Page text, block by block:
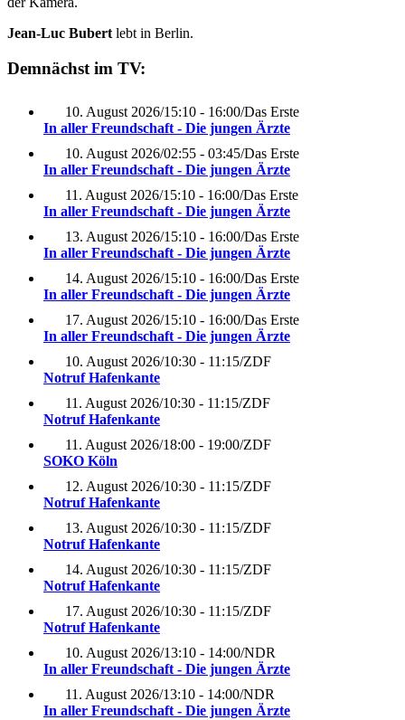
Jean-Luc Bubert lebt in Berlin.
Demnächst im TV:
10. August 2026/15:10 - 16:00/Das Erste
In aller Freundschaft - Die jungen Ärzte
10. August 2026/02:55 - 03:45/Das Erste
In aller Freundschaft - Die jungen Ärzte
11. August 2026/15:10 - 16:00/Das Erste
In aller Freundschaft - Die jungen Ärzte
13. August 2026/15:10 - 16:00/Das Erste
In aller Freundschaft - Die jungen Ärzte
14. August 2026/15:10 - 16:00/Das Erste
In aller Freundschaft - Die jungen Ärzte
17. August 2026/15:10 - 16:00/Das Erste
In aller Freundschaft - Die jungen Ärzte
10. August 2026/10:30 - 11:15/ZDF
Notruf Hafenkante
11. August 2026/10:30 - 11:15/ZDF
Notruf Hafenkante
11. August 2026/18:00 - 19:00/ZDF
SOKO Köln
12. August 2026/10:30 - 11:15/ZDF
Notruf Hafenkante
13. August 2026/10:30 - 11:15/ZDF
Notruf Hafenkante
14. August 2026/10:30 - 11:15/ZDF
Notruf Hafenkante
17. August 2026/10:30 - 11:15/ZDF
Notruf Hafenkante
10. August 2026/13:10 - 14:00/NDR
In aller Freundschaft - Die jungen Ärzte
11. August 2026/13:10 - 14:00/NDR
In aller Freundschaft - Die jungen Ärzte